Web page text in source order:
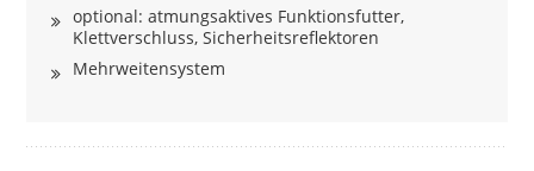
optional: atmungsaktives Funktionsfutter,
Klettverschluss, Sicherheitsreflektoren
Mehrweitensystem